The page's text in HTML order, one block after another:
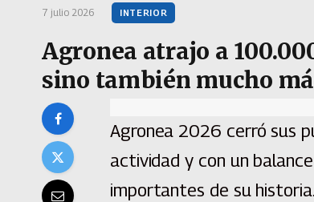
7 julio 2026 INTERIOR
Agronea atrajo a
sino también mucho
Agronea 2026 cerró sus
actividad y con un
importantes de su